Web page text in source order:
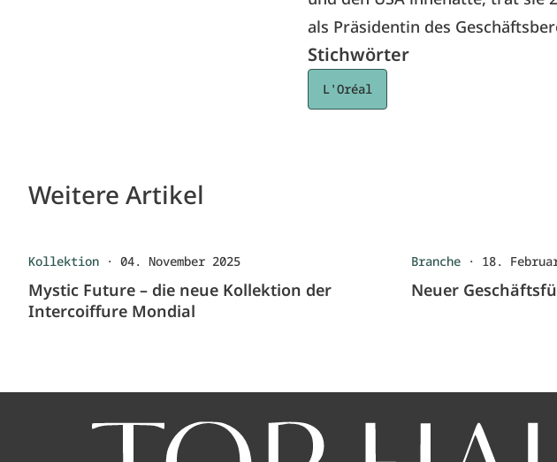
als Präsidentin des
Stichwörter
L'Oréal
Weitere Artikel
Kollektion · 04. November 2025
Mystic Future – die neue Kollektion der
Intercoiffure Mondial
Branche · 18.
Neuer